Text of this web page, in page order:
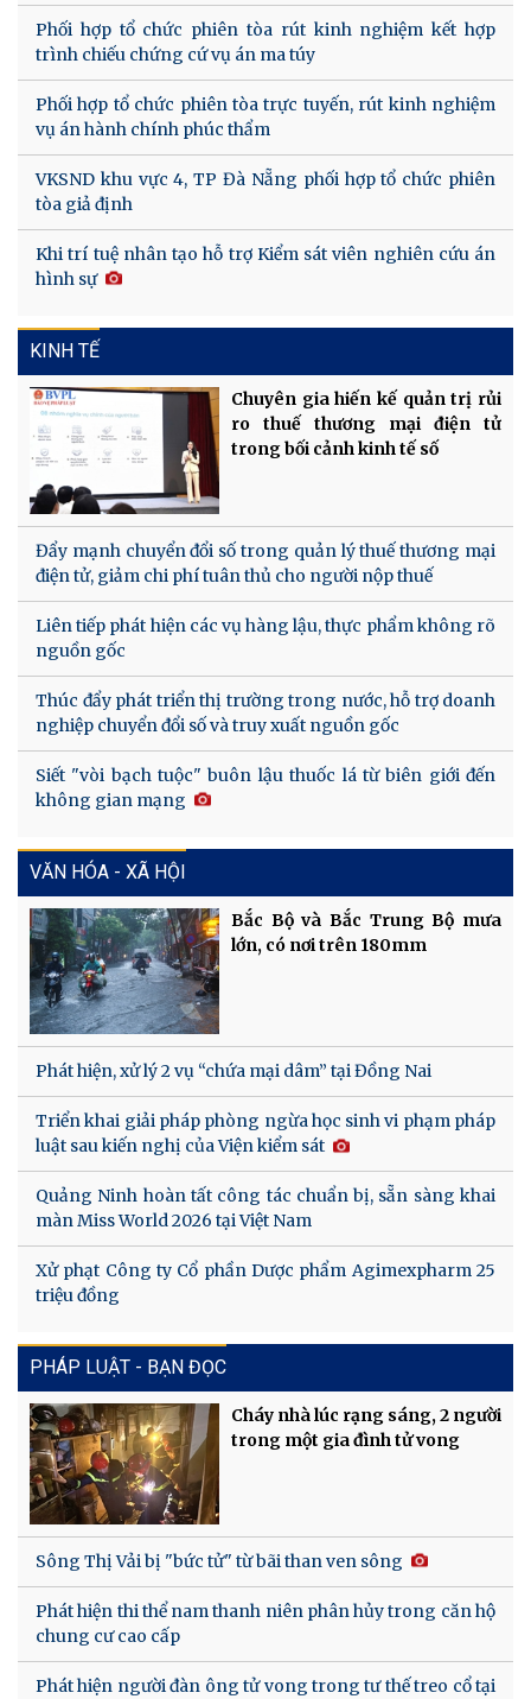
Phối hợp tổ chức phiên tòa rút kinh nghiệm kết hợp
trình chiếu chứng cứ vụ án ma túy
Phối hợp tổ chức phiên tòa trực tuyến, rút kinh nghiệm
vụ án hành chính phúc thẩm
VKSND khu vực 4, TP Đà Nẵng phối hợp tổ chức phiên
tòa giả định
Khi trí tuệ nhân tạo hỗ trợ Kiểm sát viên nghiên cứu án
hình sự
KINH TẾ
Chuyên gia hiến kế quản trị rủi
ro thuế thương mại điện tử
trong bối cảnh kinh tế số
Đẩy mạnh chuyển đổi số trong quản lý thuế thương mại
điện tử, giảm chi phí tuân thủ cho người nộp thuế
Liên tiếp phát hiện các vụ hàng lậu, thực phẩm không rõ
nguồn gốc
Thúc đẩy phát triển thị trường trong nước, hỗ trợ doanh
nghiệp chuyển đổi số và truy xuất nguồn gốc
Siết "vòi bạch tuộc" buôn lậu thuốc lá từ biên giới đến
không gian mạng
VĂN HÓA - XÃ HỘI
Bắc Bộ và Bắc Trung Bộ mưa
lớn, có nơi trên 180mm
Phát hiện, xử lý 2 vụ “chứa mại dâm” tại Đồng Nai
Triển khai giải pháp phòng ngừa học sinh vi phạm pháp
luật sau kiến nghị của Viện kiểm sát
Quảng Ninh hoàn tất công tác chuẩn bị, sẵn sàng khai
màn Miss World 2026 tại Việt Nam
Xử phạt Công ty Cổ phần Dược phẩm Agimexpharm 25
triệu đồng
PHÁP LUẬT - BẠN ĐỌC
Cháy nhà lúc rạng sáng, 2 người
trong một gia đình tử vong
Sông Thị Vải bị "bức tử" từ bãi than ven sông
Phát hiện thi thể nam thanh niên phân hủy trong căn hộ
chung cư cao cấp
Phát hiện người đàn ông tử vong trong tư thế treo cổ tại